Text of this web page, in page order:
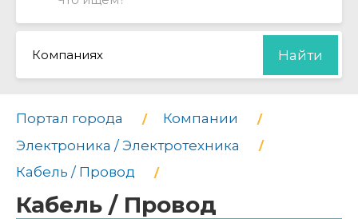
Компаниях Найти
Портал города
Компании
Электроника / Электротехника
Кабель / Провод
Кабель / Провод